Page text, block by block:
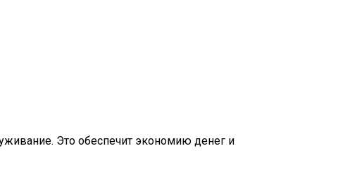
Это обеспечит экономию денег и